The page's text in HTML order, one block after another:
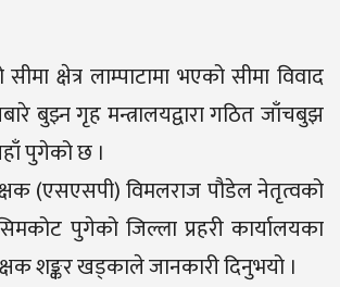
क्षेत्र लाम्पाटामा भएको सीमा विवाद
बुझ्न गृह मन्त्रालयद्वारा गठित जाँचबुझ
पुगेको छ ।
(एसएसपी) विमलराज पौडेल नेतृत्वको
पुगेको जिल्ला प्रहरी कार्यालयका
शङ्कर खड्काले जानकारी दिनुभयो ।